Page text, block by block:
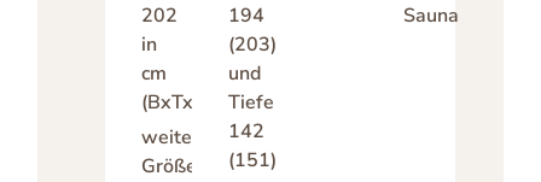
202
in
cm
(BxTxH)
weitere
Größen
194
(203)
und
Tiefe
142
(151)
Sauna